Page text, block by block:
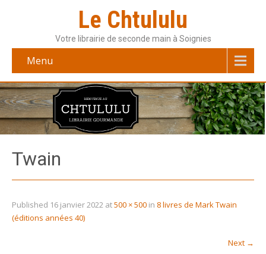
Le Chtululu
Votre librairie de seconde main à Soignies
Menu
Twain
Published 16 janvier 2022 at500 × 500 in 8 livres de Mark Twain
(éditions années 40)
Next →